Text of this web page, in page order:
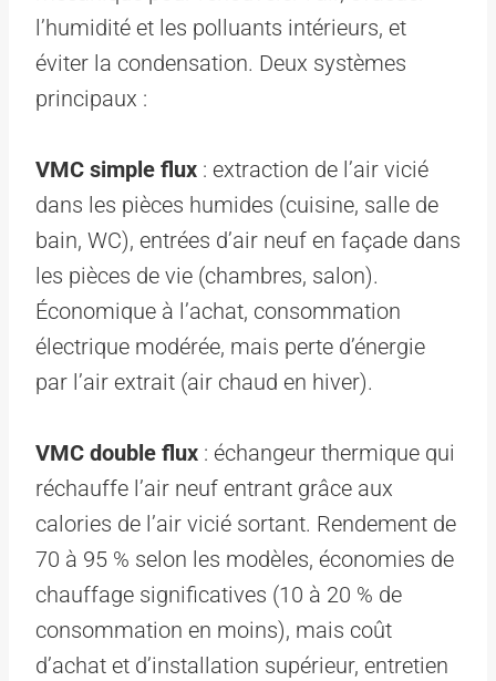
l’humidité et les polluants intérieurs, et
éviter la condensation. Deux systèmes
principaux :
VMC simple flux : extraction de l’air vicié
dans les pièces humides (cuisine, salle de
bain, WC), entrées d’air neuf en façade dans
les pièces de vie (chambres, salon).
Économique à l’achat, consommation
électrique modérée, mais perte d’énergie
par l’air extrait (air chaud en hiver).
VMC double flux : échangeur thermique qui
réchauffe l’air neuf entrant grâce aux
calories de l’air vicié sortant. Rendement de
70 à 95 % selon les modèles, économies de
chauffage significatives (10 à 20 % de
consommation en moins), mais coût
d’achat et d’installation supérieur, entretien